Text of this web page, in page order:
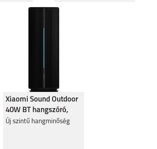
Xiaomi Sound Outdoor
40W BT hangszóró,
Fekete QBH4275
Új szintű hangminőség